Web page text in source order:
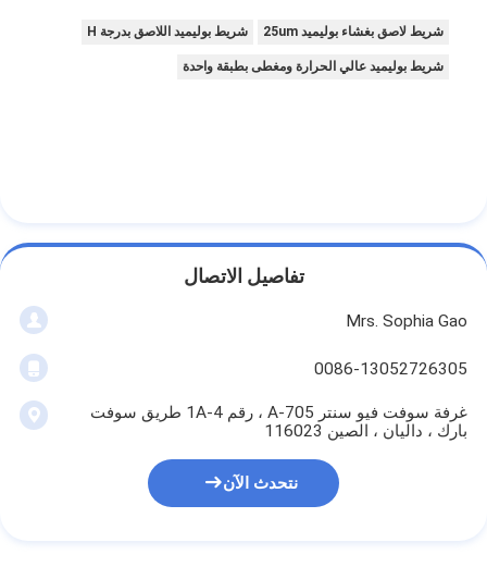
شريط لاصق بغشاء بوليميد 25um شريط بوليميد اللاصق بدرجة H
شريط بوليميد عالي الحرارة ومغطى بطبقة واحدة
تفاصيل الاتصال
Mrs. Sophia Gao
0086-13052726305
غرفة سوفت فيو سنتر A-705 ، رقم 1A-4 طريق سوفت
بارك ، داليان ، الصين 116023
نتحدث الآن